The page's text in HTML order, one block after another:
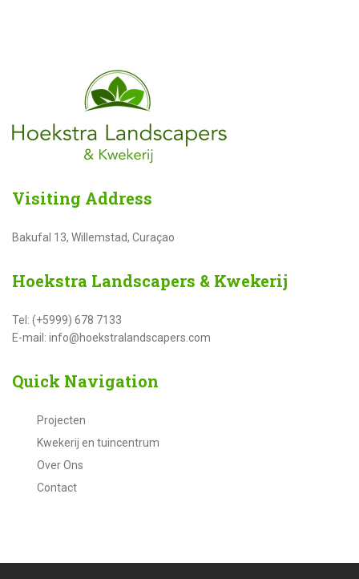
Visiting Address
Bakufal 13, Willemstad, Curaçao
Hoekstra Landscapers & Kwekerij
Tel: (+5999) 678 7133
E-mail: info@hoekstralandscapers.com
Quick Navigation
Projecten
Kwekerij en tuincentrum
Over Ons
Contact